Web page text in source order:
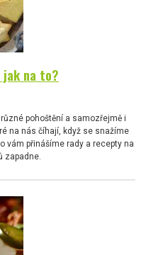
na to?
pohoštění a samozřejmě i
na nás číhají, když se snažíme
vám přinášíme rady a recepty na
zapadne.